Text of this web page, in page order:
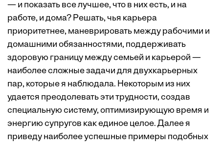
— и показать все лучшее, что в них есть, и на
работе, и дома? Решать, чья карьера
приоритетнее, маневрировать между рабочими и
домашними обязанностями, поддерживать
здоровую границу между семьей и карьерой —
наиболее сложные задачи для двухкарьерных
пар, которые я наблюдала. Некоторым из них
удается преодолевать эти трудности, создав
специальную систему, оптимизирующую время и
энергию супругов как единое целое. Далее я
приведу наиболее успешные примеры подобных